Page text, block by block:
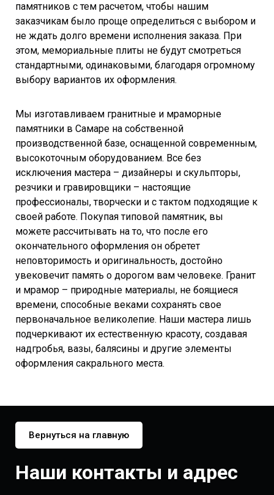
памятников с тем расчетом, чтобы нашим
заказчикам было проще определиться с выбором и
не ждать долго времени исполнения заказа. При
этом, мемориальные плиты не будут смотреться
стандартными, одинаковыми, благодаря огромному
выбору вариантов их оформления.
Мы изготавливаем гранитные и мраморные
памятники в Самаре на собственной
производственной базе, оснащенной современным,
высокоточным оборудованием. Все без
исключения мастера – дизайнеры и скульпторы,
резчики и гравировщики – настоящие
профессионалы, творчески и с тактом подходящие к
своей работе. Покупая типовой памятник, вы
можете рассчитывать на то, что после его
окончательного оформления он обретет
неповторимость и оригинальность, достойно
увековечит память о дорогом вам человеке. Гранит
и мрамор – природные материалы, не боящиеся
времени, способные веками сохранять свое
первоначальное великолепие. Наши мастера лишь
подчеркивают их естественную красоту, создавая
надгробья, вазы, балясины и другие элементы
оформления сакрального места.
Вернуться на главную
Наши контакты и адрес